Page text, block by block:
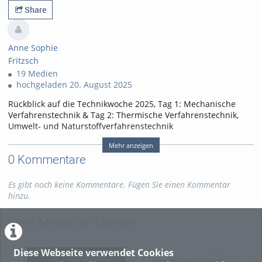
Diese Webseite verwendet Cookies
Share
Anne Sophie
Fritzsch
19 Medien
hochgeladen 20. August 2025
Rückblick auf die Technikwoche 2025, Tag 1: Mechanische
Verfahrenstechnik & Tag 2: Thermische Verfahrenstechnik,
Umwelt- und Naturstoffverfahrenstechnik
Tags:
technikwoche ingenieurstudium maschinenbau verfahrenstechnik
Kategorien: Fachgebiete,
Chemie,Physik,Maschinenbau
Verfahrenstechnik
Mehr anzeigen
0 Kommentare
Es gibt noch keine Kommentare. Fügen Sie einen Kommentar
hinzu.
Mehr Medien in "Chemie"